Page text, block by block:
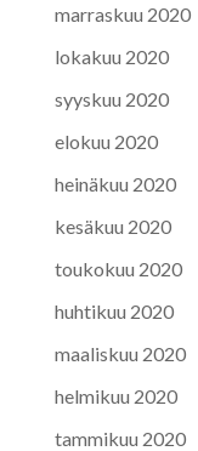
marraskuu 2020
lokakuu 2020
syyskuu 2020
elokuu 2020
heinäkuu 2020
kesäkuu 2020
toukokuu 2020
huhtikuu 2020
maaliskuu 2020
helmikuu 2020
tammikuu 2020